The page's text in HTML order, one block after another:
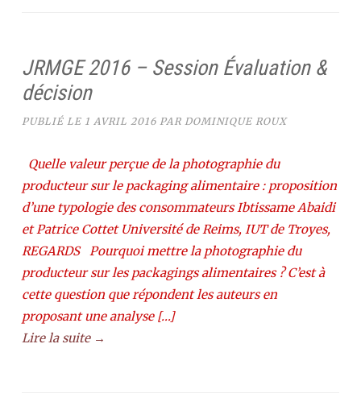
JRMGE 2016 – Session Évaluation &
décision
PUBLIÉ LE 1 AVRIL 2016 PAR DOMINIQUE ROUX
Quelle valeur perçue de la photographie du
producteur sur le packaging alimentaire : proposition
d’une typologie des consommateurs Ibtissame Abaidi
et Patrice Cottet Université de Reims, IUT de Troyes,
REGARDS Pourquoi mettre la photographie du
producteur sur les packagings alimentaires ? C’est à
cette question que répondent les auteurs en
proposant une analyse […]
Lire la suite →